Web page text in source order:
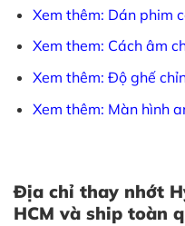
Xem thêm: Dán phim
Xem them: Cách âm
Xem thêm: Độ ghế
Xem thêm: Màn hình
Địa chỉ thay nhớt
HCM và ship toàn